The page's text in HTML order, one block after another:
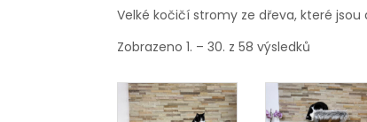
Velké kočičí stromy ze dřeva, které
Zobrazeno 1. – 30. z 58 výsledků